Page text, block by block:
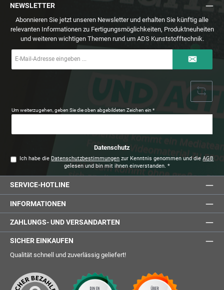
NEWSLETTER
Abonnieren Sie jetzt unseren Newsletter und erhalten Sie künftig alle
relevanten Informationen zu Fertigungsmöglichkeiten, Produktneuheiten
und weiteren wichtigen Themen rund um ADS Kunststofftechnik.
Mail-
Um weiterzugehen, geben Sie die oben abgebildeten Zeichen ein*
Datenschutz
Ich habe dieDatenschutzbestimmungen zur Kenntnis genommen und dieAGB
gelesen und bin mit ihnen einverstanden. *
SERVICE-HOTLINE
INFORMATIONEN
ZAHLUNGS- UND VERSANDARTEN
SICHER EINKAUFEN
Qualität schnell und zuverlässig geliefert!